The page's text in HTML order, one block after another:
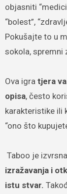
objasniti
“bolest”,
Pokušajte to u
sokola, spremni
Ova igra tjera
opisa, često
karakteristike ili
“ono što
Taboo je
izražavanja i
istu stvar.